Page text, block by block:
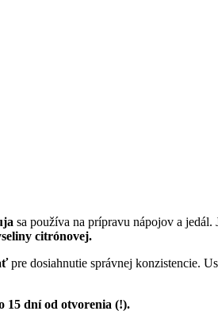
sa používa na prípravu nápojov a
citrónovej.
pre dosiahnutie správnej konzistencie.
15 dní od otvorenia (!).